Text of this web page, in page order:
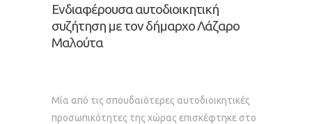
Ενδιαφέρουσα αυτοδιοικητική
συζήτηση με τον δήμαρχο Λάζαρο
Μαλούτα
Μία από τις σπουδαιότερες αυτοδιοικητικές
προσωπικότητες της χώρας επισκέφτηκε στο